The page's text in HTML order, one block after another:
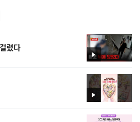
영
상
렸다
영
상